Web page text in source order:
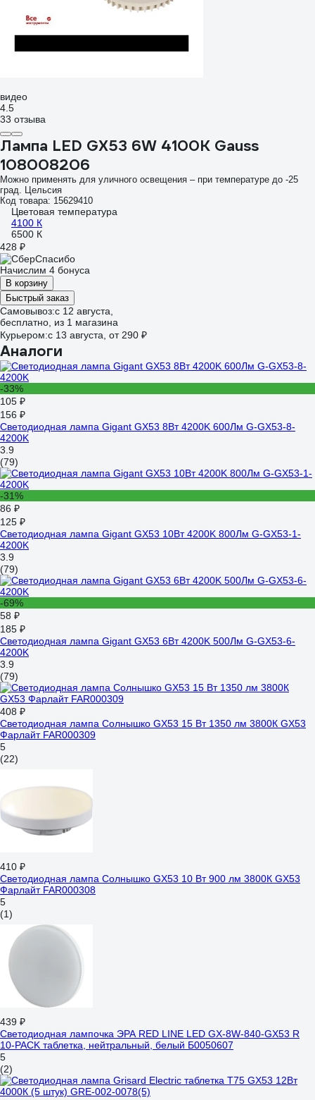
видео
4.5
33 отзыва
Лампа LED GX53 6W 4100K Gauss
108008206
Можно применять для уличного освещения – при температуре до -25
град. Цельсия
Код товара: 15629410
Цветовая температура
4100 К
6500 К
428 ₽
Начислим 4 бонуса
В корзину
Быстрый заказ
Самовывоз:c 12 августа,
бесплатно , из 1 магазина
Курьером:c 13 августа, от 290 ₽
Аналоги
-33%
105 ₽
156 ₽
Светодиодная лампа Gigant GX53 8Вт 4200K 600Лм G-GX53-8-
4200K
3.9
(79)
-31%
86 ₽
125 ₽
Светодиодная лампа Gigant GX53 10Вт 4200K 800Лм G-GX53-1-
4200K
3.9
(79)
-69%
58 ₽
185 ₽
Светодиодная лампа Gigant GX53 6Вт 4200K 500Лм G-GX53-6-
4200K
3.9
(79)
408 ₽
Светодиодная лампа Солнышко GX53 15 Вт 1350 лм 3800К GX53
Фарлайт FAR000309
5
(22)
410 ₽
Светодиодная лампа Солнышко GX53 10 Вт 900 лм 3800К GX53
Фарлайт FAR000308
5
(1)
439 ₽
Светодиодная лампочка ЭРА RED LINE LED GX-8W-840-GX53 R
10-PACK таблетка, нейтральный, белый Б0050607
5
(2)